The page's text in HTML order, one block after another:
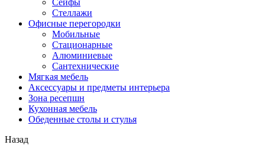
Сейфы
Стеллажи
Офисные перегородки
Мобильные
Стационарные
Алюминиевые
Сантехнические
Мягкая мебель
Аксессуары и предметы интерьера
Зона ресепшн
Кухонная мебель
Обеденные столы и стулья
Назад